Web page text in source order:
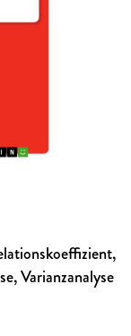
Varianzanalyse